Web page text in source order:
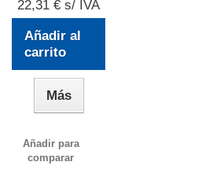
22,31 € s/ IVA
Añadir al
carrito
Más
Añadir para
comparar